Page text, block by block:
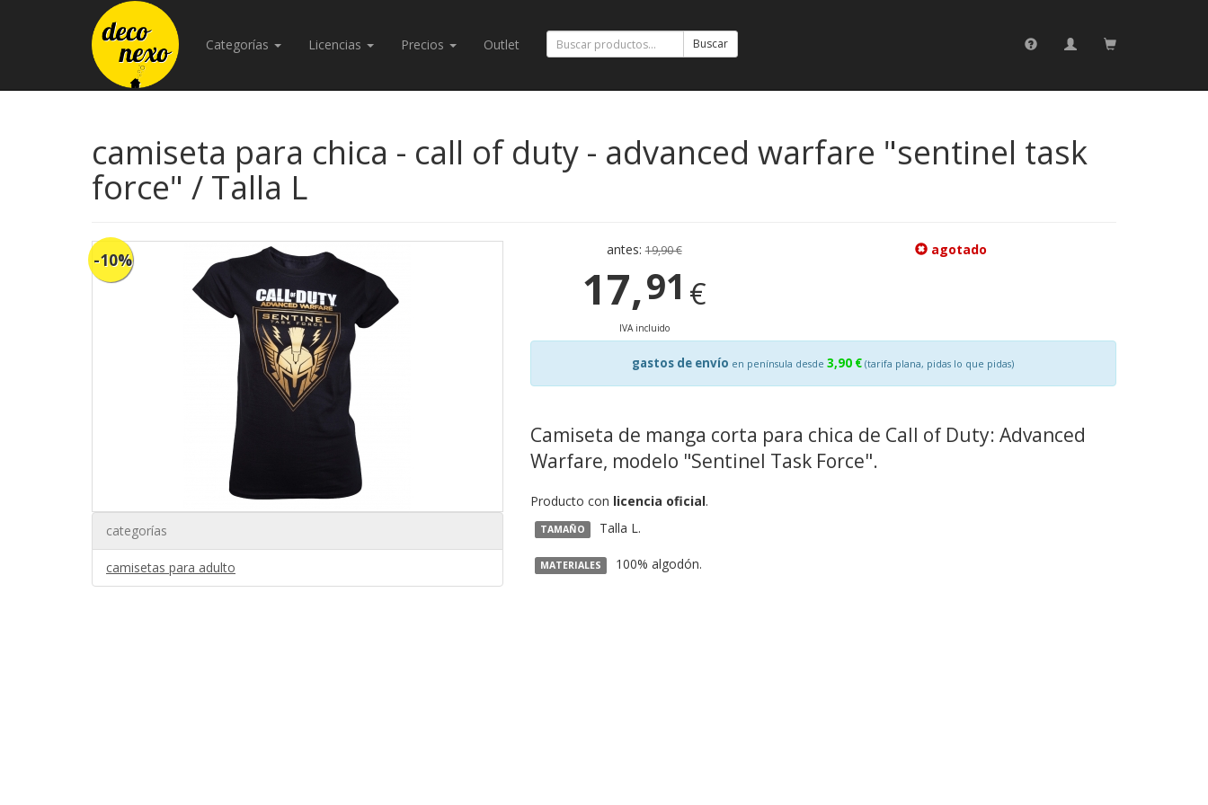
Categorías Licencias Precios Outlet Buscar
camiseta para chica - call of duty - advanced warfare "sentinel task
force" / Talla L
-10%
categorías
camisetas para adulto
antes:19,90 €
17,91 €
IVA incluido
agotado
gastos de envío en península desde 3,90 € (tarifa plana, pidas lo que pidas)
Camiseta de manga corta para chica de Call of Duty: Advanced
Warfare, modelo "Sentinel Task Force".
Producto con licencia oficial.
TAMAÑO Talla L.
MATERIALES 100% algodón.